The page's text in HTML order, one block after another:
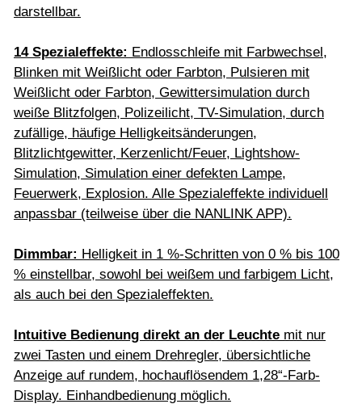
darstellbar.
14 Spezialeffekte: Endlosschleife mit Farbwechsel,
Blinken mit Weißlicht oder Farbton, Pulsieren mit
Weißlicht oder Farbton, Gewittersimulation durch
weiße Blitzfolgen, Polizeilicht, TV-Simulation, durch
zufällige, häufige Helligkeitsänderungen,
Blitzlichtgewitter, Kerzenlicht/Feuer, Lightshow-
Simulation, Simulation einer defekten Lampe,
Feuerwerk, Explosion. Alle Spezialeffekte individuell
anpassbar (teilweise über die NANLINK APP).
Dimmbar: Helligkeit in 1 %-Schritten von 0 % bis 100
% einstellbar, sowohl bei weißem und farbigem Licht,
als auch bei den Spezialeffekten.
Intuitive Bedienung direkt an der Leuchte mit nur
zwei Tasten und einem Drehregler, übersichtliche
Anzeige auf rundem, hochauflösendem 1,28“-Farb-
Display. Einhandbedienung möglich.